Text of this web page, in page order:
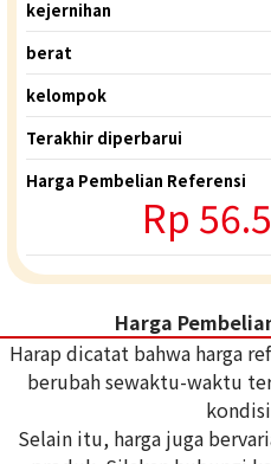
kejernihan
berat
kelompok
Terakhir diperbarui
Harga Pembelian Referensi
Rp
Harga
Harap dicatat bahwa harga
berubah sewaktu-waktu
Selain itu, harga juga